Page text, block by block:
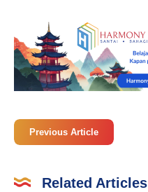
Previous Article
Related Articles